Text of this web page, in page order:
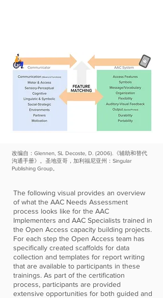
改编自：Glennen, SL Decoste, D. (2006).《辅助和替代
沟通手册》。圣地亚哥，加利福尼亚州：Singular
Publishing Group。
The following visual provides an overview
of what the AAC Needs Assessment
process looks like for the AAC
Implementers and AAC Specialists trained in
the Open Access capacity building projects.
For each step the Open Access team has
specifically created scaffolds for data
collection and templates for report writing
that are available to participants in these
trainings. As part of the certification
process, participants are provided
extensive opportunities for both guided and